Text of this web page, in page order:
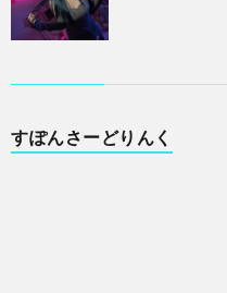
すぽんさーどりんく